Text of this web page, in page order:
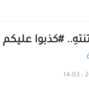
تنتهِ.. #كذبوا عليكم